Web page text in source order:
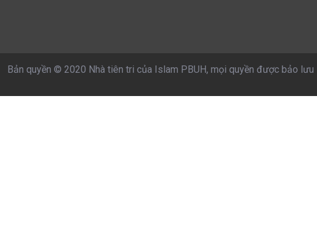
Bản quyền © 2020 Nhà tiên tri của Islam PBUH, mọi quyền được bảo lưu